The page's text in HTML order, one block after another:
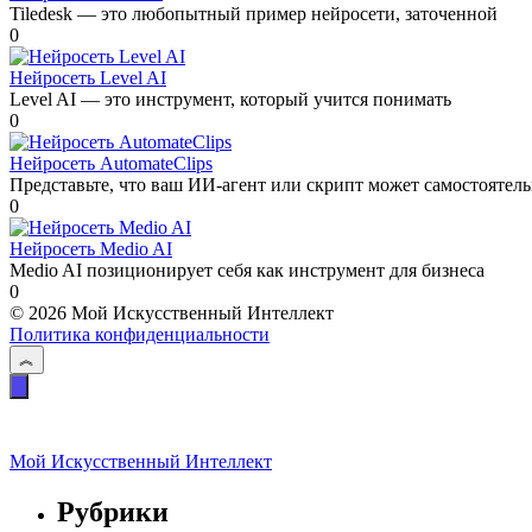
Tiledesk — это любопытный пример нейросети, заточенной
0
Нейросеть Level AI
Level AI — это инструмент, который учится понимать
0
Нейросеть AutomateClips
Представьте, что ваш ИИ-агент или скрипт может
0
Нейросеть Medio AI
Medio AI позиционирует себя как инструмент для бизнеса
0
© 2026 Мой Искусственный Интеллект
Политика конфиденциальности
Мой Искусственный Интеллект
Рубрики